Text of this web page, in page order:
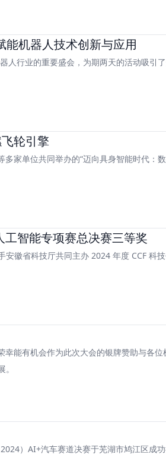
行业的重要盛会，为期两天的活动吸引
家单位共同举办的“迈向具身智能时代：
工智能专项赛总决赛三等奖
徽省科技厅共同主办 2024 年度 CCF 科
能有机会作为此次大会的银牌赞助与各
）AI+汽车赛道决赛于芜湖市鸠江区成